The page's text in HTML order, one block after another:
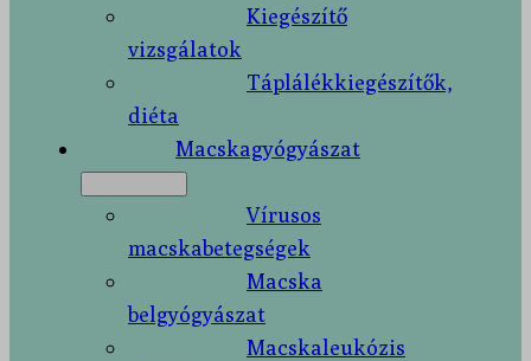
Kiegészítő
vizsgálatok
Táplálékkiegészítők,
diéta
Macskagyógyászat
Vírusos
macskabetegségek
Macska
belgyógyászat
Macskaleukózis